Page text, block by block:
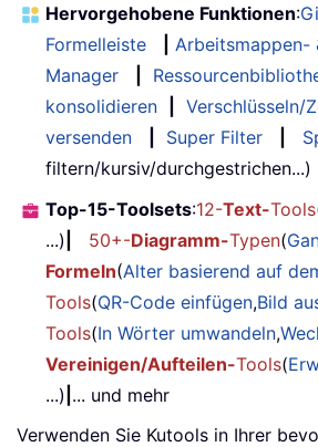
Hervorgehobene Funktionen:
Formelleiste
Arbeitsmappen-
Manager
konsolidieren
Verschlüsseln/
versenden
Super Filter
filtern/kursiv/durchgestrichen...)
Top-15-Toolsets:12-Text-Tools
...)
50+-Diagramm-Typen(
Formeln(Alter basierend auf
Tools(QR-Code einfügen,Bild
Tools(In Wörter umwandeln,
Vereinigen/Aufteilen-Tools(
...) ... und mehr
Verwenden Sie Kutools in Ihrer